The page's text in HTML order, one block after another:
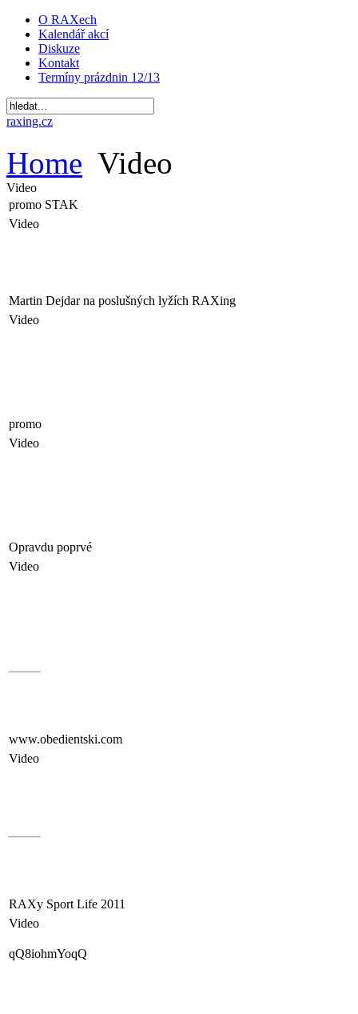
O RAXech
Kalendář akcí
Diskuze
Kontakt
Termíny prázdnin 12/13
raxing.cz
Home Video
Video
promo STAK
Video
Martin Dejdar na poslušných lyžích RAXing
Video
promo
Video
Opravdu poprvé
Video
www.obedientski.com
Video
RAXy Sport Life 2011
Video
qQ8iohmYoqQ